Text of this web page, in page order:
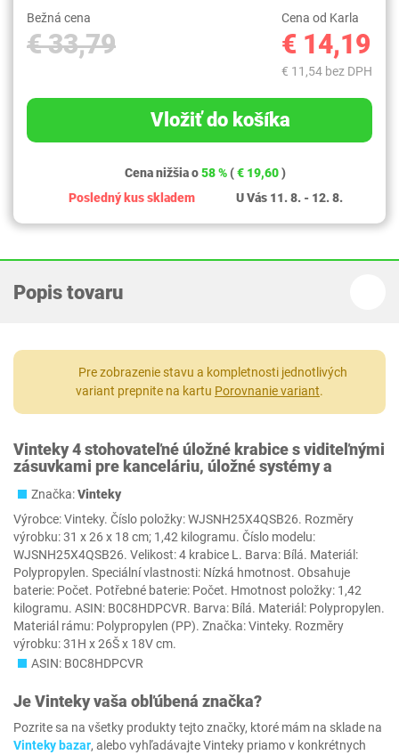
Bežná cena
€ 33,79
Cena od Karla
€ 14,19
€ 11,54 bez DPH
Vložiť do košíka
Cena nižšia o58 % (€ 19,60)
Posledný kus skladem
U Vás 11. 8. - 12. 8.
Popis tovaru
Pre zobrazenie stavu a kompletnosti jednotlivých
variant prepnite na kartu Porovnanie variant.
Vinteky 4 stohovateľné úložné krabice s viditeľnými
zásuvkami pre kanceláriu, úložné systémy a
Značka:Vinteky
Výrobce: Vinteky. Číslo položky: WJSNH25X4QSB26. Rozměry
výrobku: 31 x 26 x 18 cm; 1,42 kilogramu. Číslo modelu:
WJSNH25X4QSB26. Velikost: 4 krabice L. Barva: Bílá. Materiál:
Polypropylen. Speciální vlastnosti: Nízká hmotnost. Obsahuje
baterie: Počet. Potřebné baterie: Počet. Hmotnost položky: 1,42
kilogramu. ASIN: B0C8HDPCVR. Barva: Bílá. Materiál: Polypropylen.
Materiál rámu: Polypropylen (PP). Značka: Vinteky. Rozměry
výrobku: 31H x 26Š x 18V cm.
ASIN: B0C8HDPCVR
JeVintekyvaša obľúbená značka?
Pozrite sa na všetky produkty tejto značky, ktoré mám na sklade na
Vinteky bazar, alebo vyhľadávajte Vinteky priamo v konkrétnych